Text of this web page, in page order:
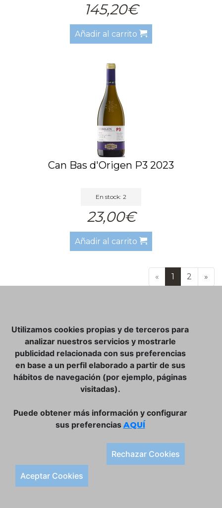
145,20€
Añadir al carrito
Can Bas d'Origen P3 2023
En stock: 2
23,00€
Añadir al carrito
« 1 2 »
CLUB VINATER
CONTACTO
TIENDA ONLINE:
Plaça de la Llibertat, 22, 07760 Ciutadella
Tlf. 971 93 78 75
Utilizamos cookies propias y de terceros para
analizar nuestros servicios y mostrarle
publicidad relacionada con sus preferencias
en base a un perfil elaborado a partir de sus
hábitos de navegación (por ejemplo, páginas
visitadas).
Puede obtener más información y configurar
sus preferencias AQUÍ
Rechazar Cookies
Aceptar Cookies